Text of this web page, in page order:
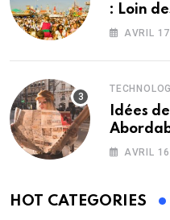
: Loin
AVRIL
Idées
AVRIL
HOT CATEGORIES